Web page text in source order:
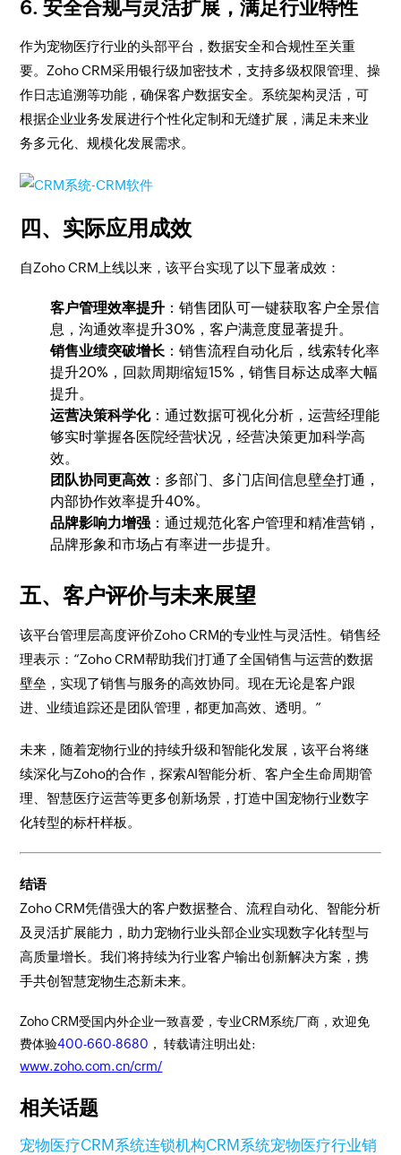
6. 安全合规与灵活扩展，满足行业特性
作为宠物医疗行业的头部平台，数据安全和合规性至关重
要。Zoho CRM采用银行级加密技术，支持多级权限管理、操
作日志追溯等功能，确保客户数据安全。系统架构灵活，可
根据企业业务发展进行个性化定制和无缝扩展，满足未来业
务多元化、规模化发展需求。
四、实际应用成效
自Zoho CRM上线以来，该平台实现了以下显著成效：
客户管理效率提升 ：销售团队可一键获取客户全景信
息，沟通效率提升30%，客户满意度显著提升。
销售业绩突破增长 ：销售流程自动化后，线索转化率
提升20%，回款周期缩短15%，销售目标达成率大幅
提升。
运营决策科学化：通过数据可视化分析，运营经理能
够实时掌握各医院经营状况，经营决策更加科学高
效。
团队协同更高效 ：多部门、多门店间信息壁垒打通，
内部协作效率提升40%。
品牌影响力增强 ：通过规范化客户管理和精准营销，
品牌形象和市场占有率进一步提升。
五、客户评价与未来展望
该平台管理层高度评价Zoho CRM的专业性与灵活性。销售经
理表示：“Zoho CRM帮助我们打通了全国销售与运营的数据
壁垒，实现了销售与服务的高效协同。现在无论是客户跟
进、业绩追踪还是团队管理，都更加高效、透明。”
未来，随着宠物行业的持续升级和智能化发展，该平台将继
续深化与Zoho的合作，探索AI智能分析、客户全生命周期管
理、智慧医疗运营等更多创新场景，打造中国宠物行业数字
化转型的标杆样板。
结语
Zoho CRM凭借强大的客户数据整合、流程自动化、智能分析
及灵活扩展能力，助力宠物行业头部企业实现数字化转型与
高质量增长。我们将持续为行业客户输出创新解决方案，携
手共创智慧宠物生态新未来。
Zoho CRM受国内外企业一致喜爱，专业CRM系统厂商，欢迎免
费体验400-660-8680 ， 转载请注明出处:
www.zoho.com.cn/crm/
相关话题
宠物医疗CRM系统连锁机构CRM系统宠物医疗行业销